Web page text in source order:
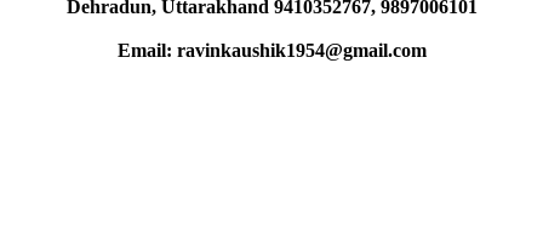
Dehradun, Uttarakhand 9410352767, 9897006101
Email: ravinkaushik1954@gmail.com